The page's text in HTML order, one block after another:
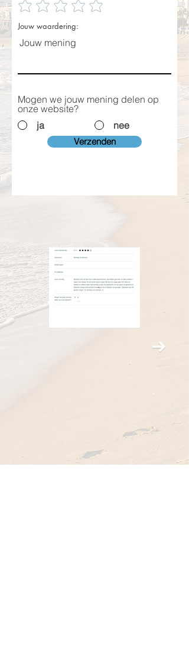
Jouw waardering:
Jouw mening
Mogen we jouw mening delen op
onze website?
ja
nee
Verzenden